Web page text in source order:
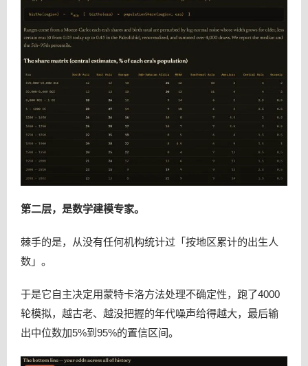
第二层，是数学建模专家。
棘手的是，从没有任何机构统计过「按地区累计的出生人
数」。
于是它自主决定用蒙特卡洛方法处理不确定性，跑了4000
轮模拟，越古老、越没把握的年代噪声给得越大，最后输
出中位数加5%到95%的置信区间。